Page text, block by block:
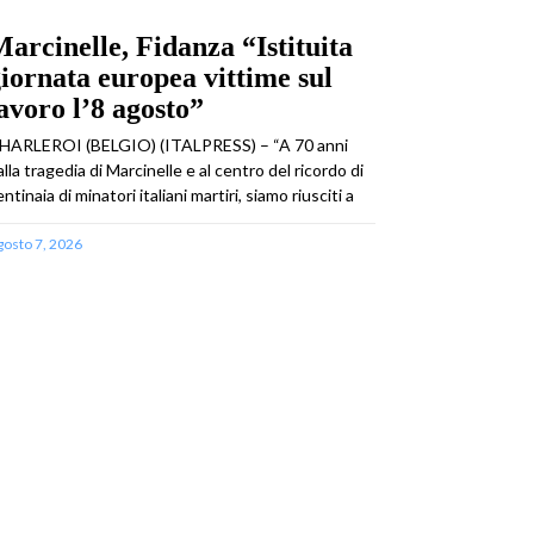
Fidanza “Istituita
europea vittime sul
l’8 agosto”
(BELGIO) (ITALPRESS) – “A 70 anni
tragedia di Marcinelle e al centro del ricordo di
di minatori italiani martiri, siamo riusciti a
7, 2026